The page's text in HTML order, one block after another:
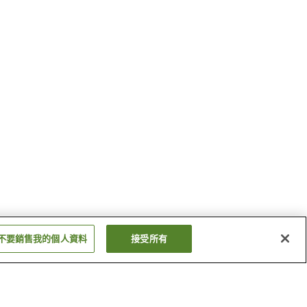
要銷售我的個人資料 接受所有